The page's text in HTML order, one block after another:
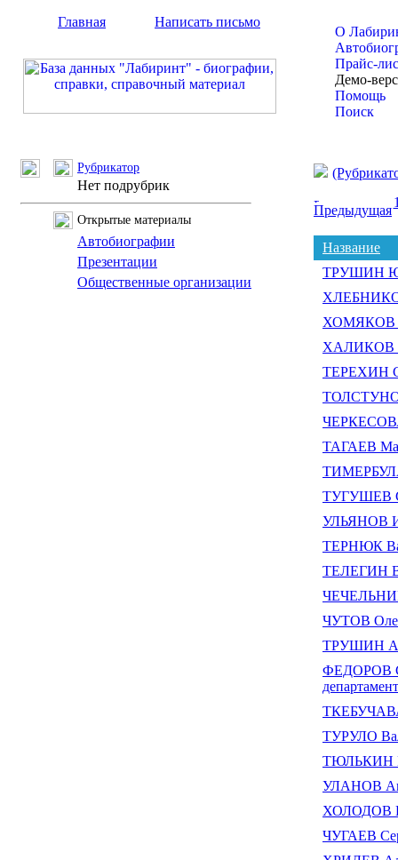
Главная Написать письмо
О
Прайс-
Демо-
Помощь
Поиск
Рубрикатор
Нет подрубрик
Открытые материалы
Автобиографии
Презентации
Общественные организации
Предыдущая
Название
ТРУШИН
ХОМЯКОВ
ХАЛИКОВ
ТЕРЕХИН
ЧЕРКЕСОВА
ТАГАЕВ
ТУГУШЕВ
УЛЬЯНОВ
ТЕРНЮК
ТЕЛЕГИН
ЧУТОВ
ТРУШИН
ФЕДОРОВ
ТУРУЛО
ТЮЛЬКИН
УЛАНОВ
ХОЛОДОВ
ЧУГАЕВ